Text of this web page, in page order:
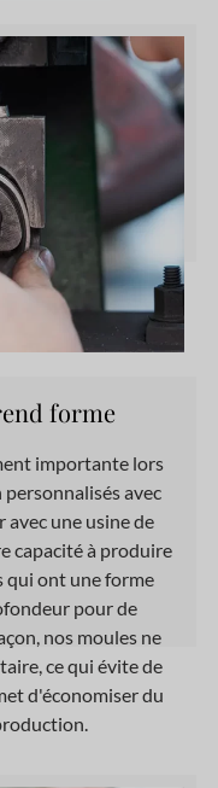
forme
importante lors
avec
avec une usine de
capacité à produire
qui ont une forme
pour de
nos moules ne
ce qui évite de
d'économiser du